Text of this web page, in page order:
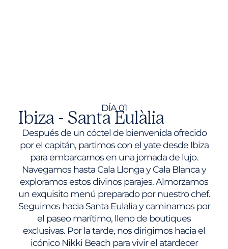
DÍA 01
Ibiza - Santa Eulàlia
Después de un cóctel de bienvenida ofrecido
por el capitán, partimos con el yate desde Ibiza
para embarcarnos en una jornada de lujo.
Navegamos hasta Cala Llonga y Cala Blanca y
exploramos estos divinos parajes. Almorzamos
un exquisito menú preparado por nuestro chef.
Seguimos hacia Santa Eulalia y caminamos por
el paseo marítimo, lleno de boutiques
exclusivas. Por la tarde, nos dirigimos hacia el
icónico Nikki Beach para vivir el atardecer